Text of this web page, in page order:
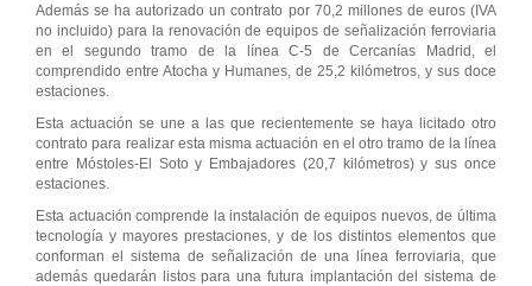
Además se ha autorizado un contrato por 70,2 millones de euros (IVA
no incluido) para la renovación de equipos de señalización ferroviaria
en el segundo tramo de la línea C-5 de Cercanías Madrid, el
comprendido entre Atocha y Humanes, de 25,2 kilómetros, y sus doce
estaciones.
Esta actuación se une a las que recientemente se haya licitado otro
contrato para realizar esta misma actuación en el otro tramo de la línea
entre Móstoles-El Soto y Embajadores (20,7 kilómetros) y sus once
estaciones.
Esta actuación comprende la instalación de equipos nuevos, de última
tecnología y mayores prestaciones, y de los distintos elementos que
conforman el sistema de señalización de una línea ferroviaria, que
además quedarán listos para una futura implantación del sistema de